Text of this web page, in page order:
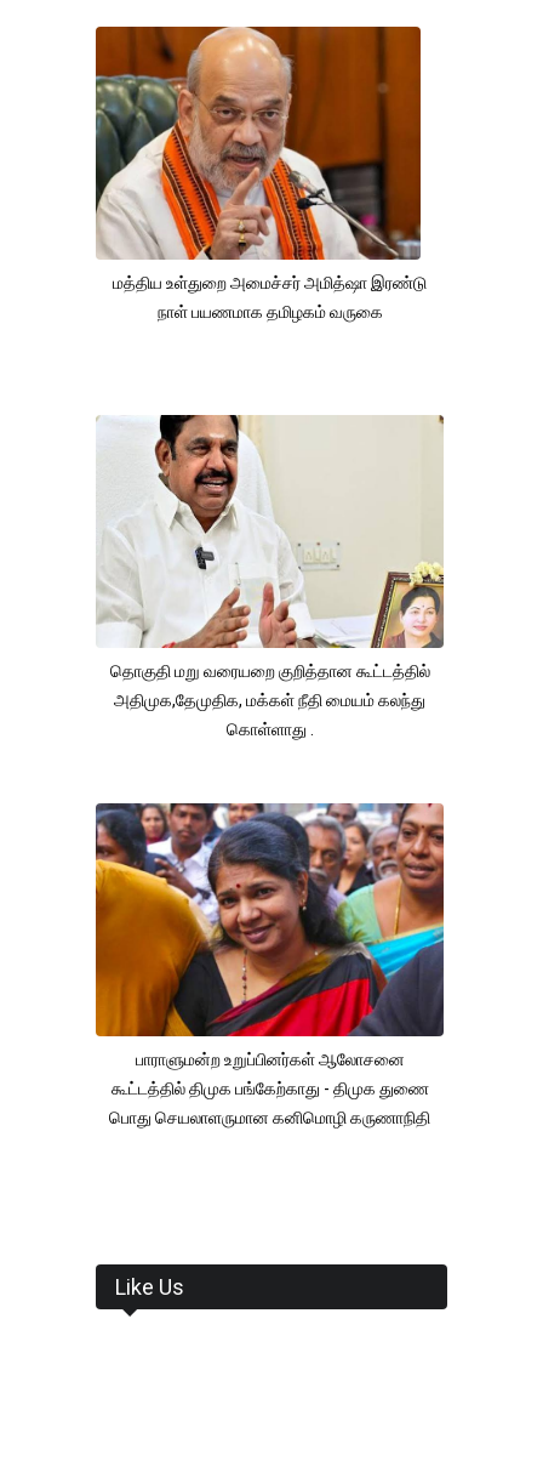
மத்திய உள்துறை அமைச்சர் அமித்ஷா இரண்டு
நாள் பயணமாக தமிழகம் வருகை
தொகுதி மறு வரையறை குறித்தான கூட்டத்தில்
அதிமுக,தேமுதிக, மக்கள் நீதி மையம் கலந்து
கொள்ளாது .
பாராளுமன்ற உறுப்பினர்கள் ஆலோசனை
கூட்டத்தில் திமுக பங்கேற்காது - திமுக துணை
பொது செயலாளருமான கனிமொழி கருணாநிதி
Like Us